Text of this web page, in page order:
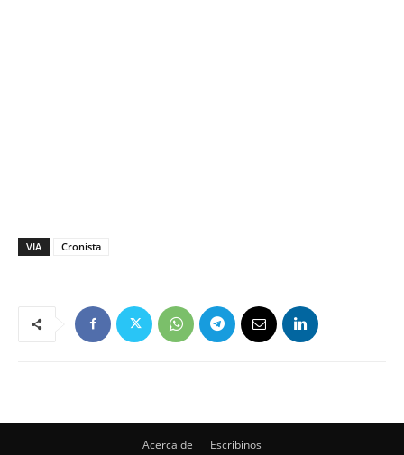
VIA Cronista
Acerca de Escribinos